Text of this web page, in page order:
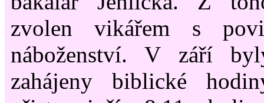
zvolen vikářem s
náboženství. V září
zahájeny biblické